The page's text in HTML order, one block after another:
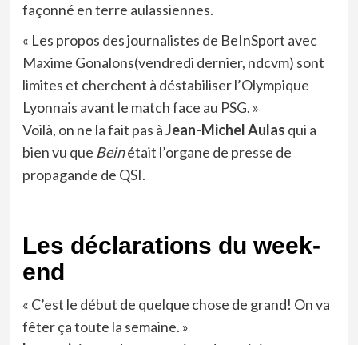
façonné en terre aulassiennes.
« Les propos des journalistes de BeInSport avec
Maxime Gonalons(vendredi dernier, ndcvm) sont
limites et cherchent à déstabiliser l’Olympique
Lyonnais avant le match face au PSG. »
Voilà, on ne la fait pas àJean-Michel Aulas qui a
bien vu que Beinétait l’organe de presse de
propagande de QSI.
Les déclarations du week-
end
« C’est le début de quelque chose de grand! On va
fêter ça toute la semaine. »